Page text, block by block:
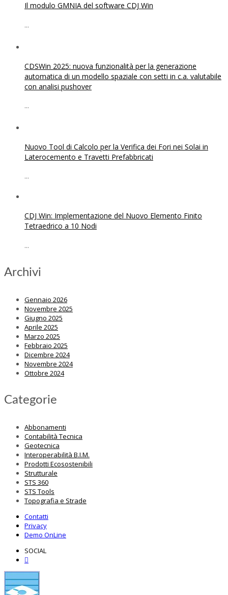
Il modulo GMNIA del software CDJ Win
...
CDSWin 2025: nuova funzionalità per la generazione
automatica di un modello spaziale con setti in c.a. valutabile
con analisi pushover
...
Nuovo Tool di Calcolo per la Verifica dei Fori nei Solai in
Laterocemento e Travetti Prefabbricati
...
CDJ Win: Implementazione del Nuovo Elemento Finito
Tetraedrico a 10 Nodi
...
Archivi
Gennaio 2026
Novembre 2025
Giugno 2025
Aprile 2025
Marzo 2025
Febbraio 2025
Dicembre 2024
Novembre 2024
Ottobre 2024
Categorie
Abbonamenti
Contabilità Tecnica
Geotecnica
Interoperabilità B.I.M.
Prodotti Ecosostenibili
Strutturale
STS 360
STS Tools
Topografia e Strade
Contatti
Privacy
Demo OnLine
SOCIAL